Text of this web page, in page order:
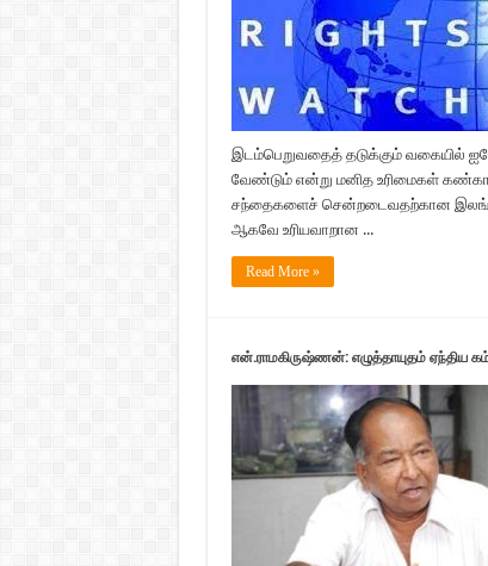
இடம்பெறுவதைத் தடுக்கும் வகையில்
வேண்டும் என்று மனித உரிமைகள்
சந்தைகளைச் சென்றடைவதற்கான
ஆகவே உரியவாறான ...
Read More »
என்.ராமகிருஷ்ணன்: எழுத்தாயுதம் ஏந்திய